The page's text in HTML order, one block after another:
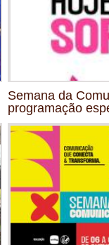
Semana da
programação